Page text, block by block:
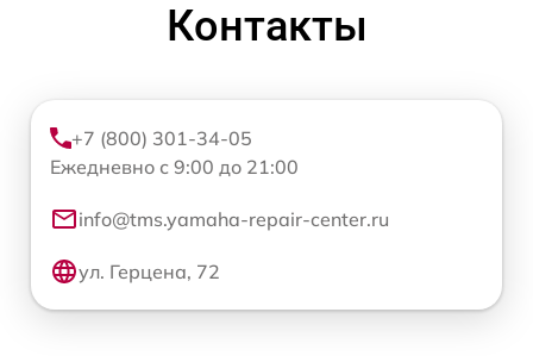
Контакты
+7 (800) 301-34-05
Ежедневно с 9:00 до 21:00
info@tms.yamaha-repair-center.ru
ул. Герцена, 72